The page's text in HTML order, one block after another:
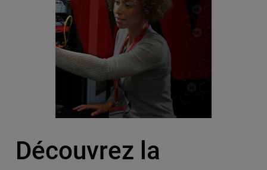
Découvrez la